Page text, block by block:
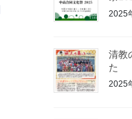
2025
清教
た
2025